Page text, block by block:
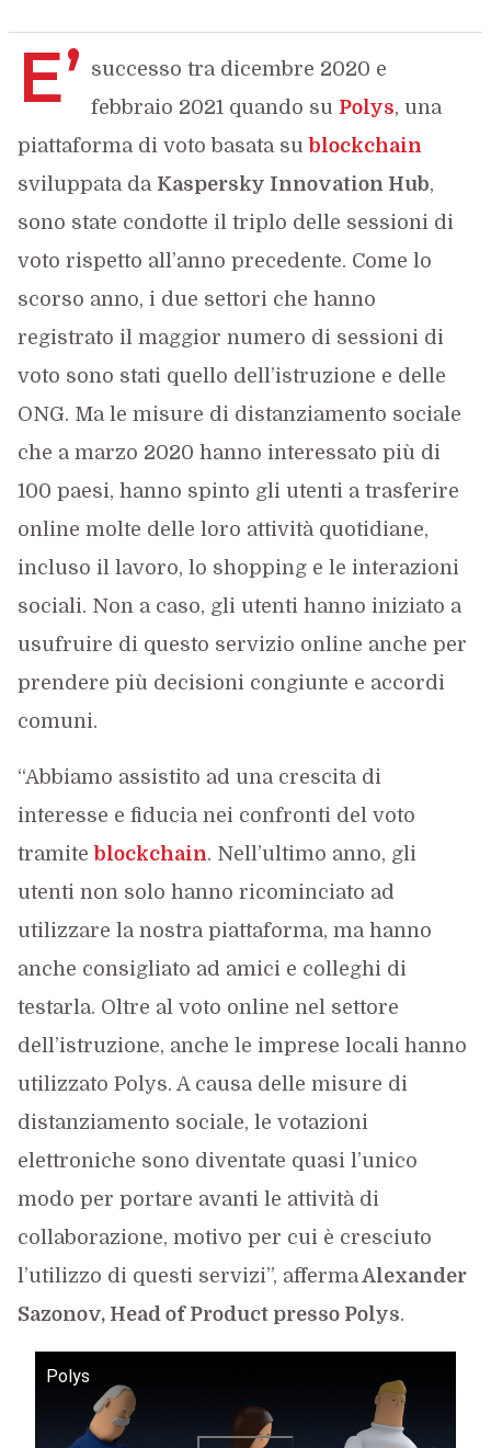
E’ successo tra dicembre 2020 e
febbraio 2021 quando su Polys, una
piattaforma di voto basata su blockchain
sviluppata da Kaspersky Innovation Hub,
sono state condotte il triplo delle sessioni di
voto rispetto all’anno precedente. Come lo
scorso anno, i due settori che hanno
registrato il maggior numero di sessioni di
voto sono stati quello dell’istruzione e delle
ONG. Ma le misure di distanziamento sociale
che a marzo 2020 hanno interessato più di
100 paesi, hanno spinto gli utenti a trasferire
online molte delle loro attività quotidiane,
incluso il lavoro, lo shopping e le interazioni
sociali. Non a caso, gli utenti hanno iniziato a
usufruire di questo servizio online anche per
prendere più decisioni congiunte e accordi
comuni.
“Abbiamo assistito ad una crescita di
interesse e fiducia nei confronti del voto
tramite blockchain. Nell’ultimo anno, gli
utenti non solo hanno ricominciato ad
utilizzare la nostra piattaforma, ma hanno
anche consigliato ad amici e colleghi di
testarla. Oltre al voto online nel settore
dell’istruzione, anche le imprese locali hanno
utilizzato Polys. A causa delle misure di
distanziamento sociale, le votazioni
elettroniche sono diventate quasi l’unico
modo per portare avanti le attività di
collaborazione, motivo per cui è cresciuto
l’utilizzo di questi servizi”, affermaAlexander
Sazonov, Head of Product presso Polys.
Polys